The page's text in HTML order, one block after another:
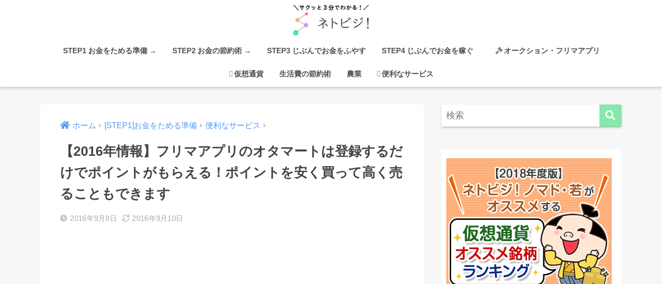
STEP1 お金をためる準備 → STEP2 お金の節約術 → STEP3 じぶんでお金をふやす STEP4 じぶんでお金を稼ぐ オークション・フリマアプリ
仮想通貨 生活費の節約術 農業 便利なサービス
ホーム [STEP1]お金をためる準備 便利なサービス
【2016年情報】フリマアプリのオタマートは登録するだ
けでポイントがもらえる！ポイントを安く買って高く売
ることもできます
2016年9月8日 2016年9月10日